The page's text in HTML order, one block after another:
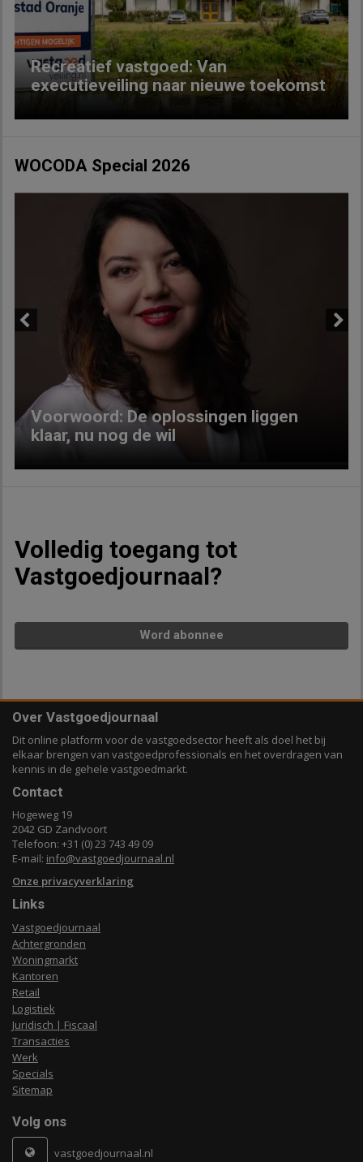
Recreatief vastgoed: Van
executieveiling naar nieuwe toekomst
WOCODA Special 2026
Voorwoord: De oplossingen liggen
klaar, nu nog de wil
Volledig toegang tot
Vastgoedjournaal?
Word abonnee
Over Vastgoedjournaal
Dit online platform voor de vastgoedsector heeft als doel het bij
elkaar brengen van vastgoedprofessionals en het overdragen van
kennis in de gehele vastgoedmarkt.
Contact
Hogeweg 19
2042 GD Zandvoort
Telefoon: +31 (0) 23 743 49 09
E-mail: info@vastgoedjournaal.nl
Onze privacyverklaring
Links
Vastgoedjournaal
Achtergronden
Woningmarkt
Kantoren
Retail
Logistiek
Juridisch | Fiscaal
Transacties
Werk
Specials
Sitemap
Volg ons
vastgoedjournaal.nl